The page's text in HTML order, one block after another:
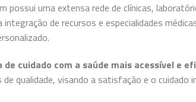
possui uma extensa rede de clínicas,
integração de recursos e especialidades
cuidado com a saúde mais acessível e
qualidade, visando a satisfação e o